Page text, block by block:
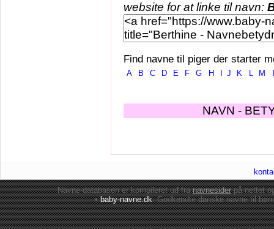
website for at linke til navn:
Find navne til piger der starter
A B C D E F G H J K L M
NAVN -
Navne-databasen er kompileret ud franavnesiderpå nettet
•baby-navne.dk: Godkendte danskenavne til børn